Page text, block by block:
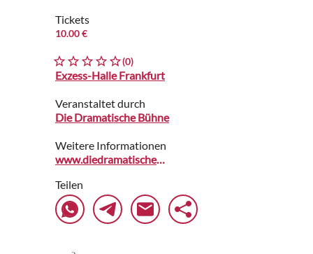
Tickets
10.00 €
(0)
Exzess-Halle Frankfurt
Veranstaltet durch
Die Dramatische Bühne
Weitere Informationen
www.diedramatischebuehne.de
Teilen